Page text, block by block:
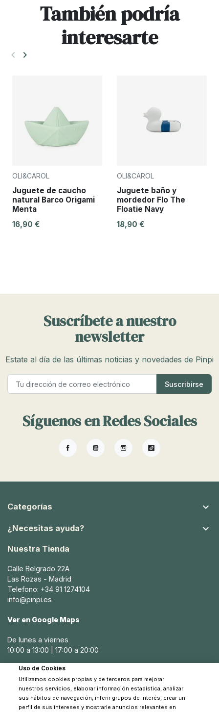
También podría
interesarte
Anterior
keyboard_arrow_left Siguiente
keyboard_arrow_right
OLI&CAROL
Juguete de caucho
natural Barco Origami
Menta
16,90 €
OLI&CAROL
Juguete baño y
mordedor Flo The
Floatie Navy
18,90 €
Suscríbete a nuestro
newsletter
Estate al día de las últimas noticias y novedades de Pinpi
Síguenos en Redes Sociales
FacebookYouTubeInstagramTikTok
Categorías 
¿Necesitas ayuda? 
Nuestra Tienda
Calle Belgrado 22A
Las Rozas - Madrid
Telefono: +34 91 1274104
info@pinpi.es
Ver en Google Maps
De lunes a viernes
10:00 a 13:00 | 17:00 a 20:00
Sábados
10:30 a 14:00
Uso de Cookies
Utilizamos cookies propias y de terceros para mejorar
nuestros servicios, elaborar información estadística, analizar
sus hábitos de navegación, inferir grupos de interés, crear un
perfil de sus intereses y mostrarle anuncios relevantes en